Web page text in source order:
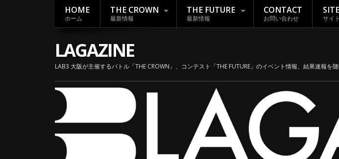
HOME
ホーム
THE CROWN
最新情報
THE FUTURE
最新情報
CONTACT
お問い合わせ サイ
LAGAZINE
LAB3 大阪が主催するバトル「THE CROWN」、コンテスト「THE FUTURE」のイベント情報、結果速報を